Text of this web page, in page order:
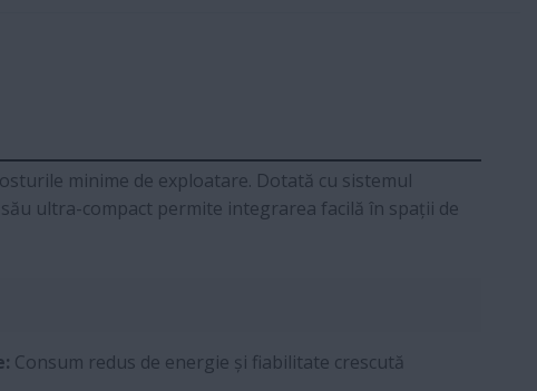
minime de exploatare. Dotată cu sistemul
ultra-compact permite integrarea facilă în spații de
Consum redus de energie și fiabilitate crescută